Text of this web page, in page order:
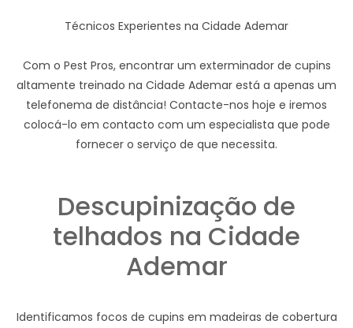
Técnicos Experientes na Cidade Ademar
Com o Pest Pros, encontrar um exterminador de cupins
altamente treinado na Cidade Ademar está a apenas um
telefonema de distância! Contacte-nos hoje e iremos
colocá-lo em contacto com um especialista que pode
fornecer o serviço de que necessita.
Descupinização de
telhados na Cidade
Ademar
Identificamos focos de cupins em madeiras de cobertura